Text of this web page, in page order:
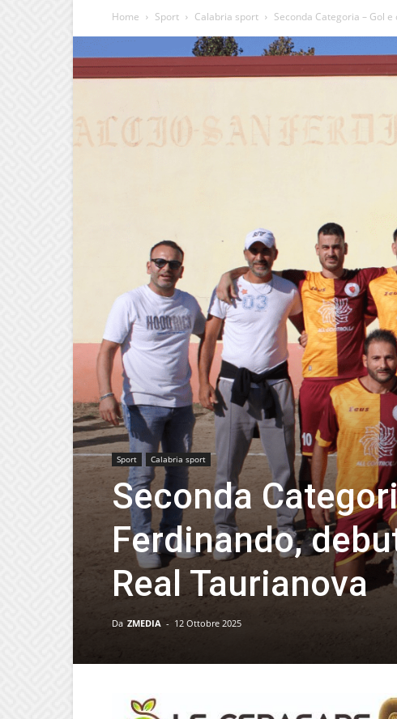
Home Sport Calabria sport Seconda Categoria – Gol
Sport Calabria sport
Seconda
Ferdinando,
Real Taurianova
Da ZMEDIA - 12 Ottobre 2025